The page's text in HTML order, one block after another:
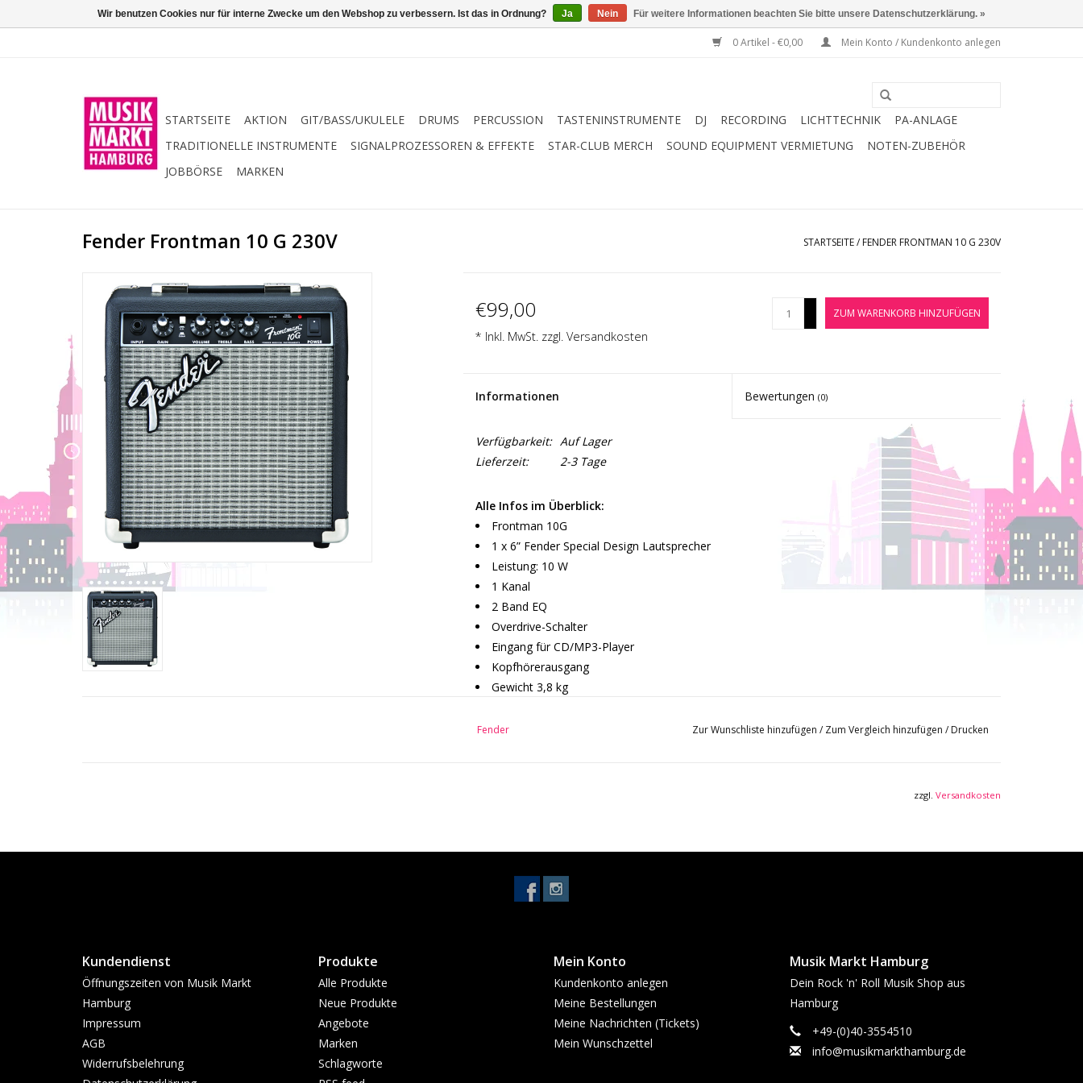
0 Artikel - €0,00 Mein Konto / Kundenkonto anlegen
STARTSEITE AKTION GIT/BASS/UKULELE DRUMS PERCUSSION TASTENINSTRUMENTE DJ RECORDING LICHTTECHNIK
PA-ANLAGE
TRADITIONELLE INSTRUMENTE
SIGNALPROZESSOREN & EFFEKTE STAR-CLUB MERCH SOUND EQUIPMENT VERMIETUNG
NOTEN-ZUBEHÖR
JOBBÖRSE
MARKEN
Fender Frontman 10 G 230V STARTSEITE/ FENDER FRONTMAN 10 G 230V
€99,00
* Inkl. MwSt. zzgl. Versandkosten
ZUM WARENKORB HINZUFÜGEN
Informationen Bewertungen(0)
Verfügbarkeit: Auf Lager
Lieferzeit:
2-3 Tage
Alle Infos im Überblick:
Frontman 10G
1 x 6” Fender Special Design Lautsprecher
Leistung: 10 W
1 Kanal
2 Band EQ
Overdrive-Schalter
Eingang für CD/MP3-Player
Kopfhörerausgang
Gewicht 3,8 kg
Fender Zur Wunschliste hinzufügen / Zum Vergleich hinzufügen / Drucken
zzgl. Versandkosten
Kundendienst
Öffnungszeiten von Musik Markt
Hamburg
Impressum
AGB
Widerrufsbelehrung
Produkte
Alle Produkte
Neue Produkte
Angebote
Marken
Schlagworte
Mein Konto
Kundenkonto anlegen
Meine Bestellungen
Meine Nachrichten (Tickets)
Mein Wunschzettel
Musik Markt Hamburg
Dein Rock 'n' Roll Musik Shop aus
Hamburg
+49-(0)40-3554510
info@musikmarkthamburg.de
Wir benutzen Cookies nur für interne Zwecke um den Webshop zu verbessern. Ist das in Ordnung? Ja Nein Für weitere Informationen beachten Sie bitte unsere Datenschutzerklärung. »